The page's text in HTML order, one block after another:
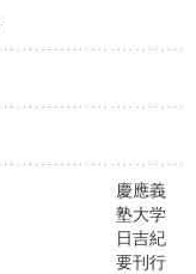
慶應義
塾大学
日吉紀
要刊行